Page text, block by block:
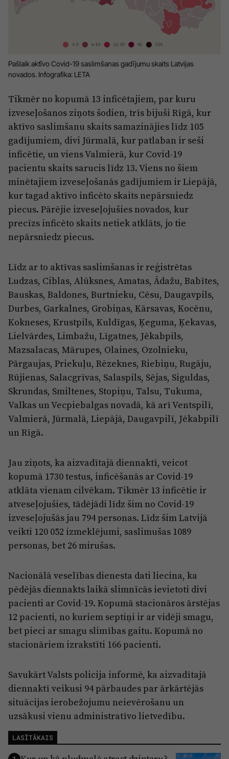
Sigulda
Par laikrakstu
Privātuma politika
Ētikas kodekss
Lietošanas noteikumi
Pārredzamības paziņojumi
Sludinājumi
Pašlaik aktīvo Covid-19 saslimšanas gadījumu skaits Latvijas
novados. Infografika: LETA
Tikmēr no kopumā 13 inficētajiem, par kuru
izveseļošanos ziņots šodien, trīs bijuši Rīgā, kur
aktīvo saslimšanu skaits samazinājies līdz 105
gadījumiem, divi Jūrmalā, kur patlaban ir seši
inficētie, un viens Valmierā, kur Covid-19
pacientu skaits sarucis līdz 13. Viens no šiem
minētajiem izveseļošanās gadījumiem ir Liepājā,
kur tagad aktīvo inficēto skaits nepārsniedz
piecus. Pārējie izveseļojušies novados, kur
precīzs inficēto skaits netiek atklāts, jo tie
nepārsniedz piecus.
Līdz ar to aktīvas saslimšanas ir reģistrētas
Ludzas, Ciblas, Alūksnes, Amatas, Ādažu, Babītes,
Bauskas, Baldones, Burtnieku, Cēsu, Daugavpils,
Durbes, Garkalnes, Grobiņas, Kārsavas, Kocēnu,
Kokneses, Krustpils, Kuldīgas, Ķeguma, Ķekavas,
Lielvārdes, Limbažu, Līgatnes, Jēkabpils,
Mazsalacas, Mārupes, Olaines, Ozolnieku,
Pārgaujas, Priekuļu, Rēzeknes, Riebiņu, Rugāju,
Rūjienas, Salacgrīvas, Salaspils, Sējas, Siguldas,
Skrundas, Smiltenes, Stopiņu, Talsu, Tukuma,
Valkas un Vecpiebalgas novadā, kā arī Ventspilī,
Valmierā, Jūrmalā, Liepājā, Daugavpilī, Jēkabpilī
un Rīgā.
Jau ziņots, ka aizvadītajā diennaktī, veicot
kopumā 1730 testus, inficēšanās ar Covid-19
atklāta vienam cilvēkam. Tikmēr 13 inficētie ir
atveseļojušies, tādējādi līdz šim no Covid-19
izveseļojušās jau 794 personas. Līdz šim Latvijā
veikti 120 052 izmeklējumi, saslimušas 1089
personas, bet 26 mirušas.
Nacionālā veselības dienesta dati liecina, ka
pēdējās diennakts laikā slimnīcās ievietoti divi
pacienti ar Covid-19. Kopumā stacionāros ārstējas
12 pacienti, no kuriem septiņi ir ar vidēji smagu,
bet pieci ar smagu slimības gaitu. Kopumā no
stacionāriem izrakstīti 166 pacienti.
Savukārt Valsts policija informē, ka aizvadītajā
diennaktī veikusi 94 pārbaudes par ārkārtējās
situācijas ierobežojumu neievērošanu un
uzsākusi vienu administratīvo lietvedību.
LASĪTĀKAIS